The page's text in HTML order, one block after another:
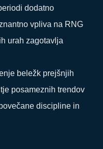
dodatno
vpliva na RNG
urah zagotavlja
beležk prejšnjih
posameznih trendov
discipline in